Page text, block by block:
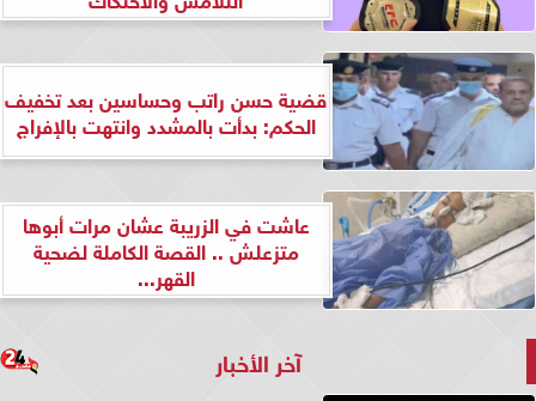
قضية حسن راتب وحساسين بعد تخفيف
الحكم: بدأت بالمشدد وانتهت بالإفراج
عاشت في الزريبة عشان مرات أبوها
متزعلش .. القصة الكاملة لضحية
القهر...
آخر الأخبار